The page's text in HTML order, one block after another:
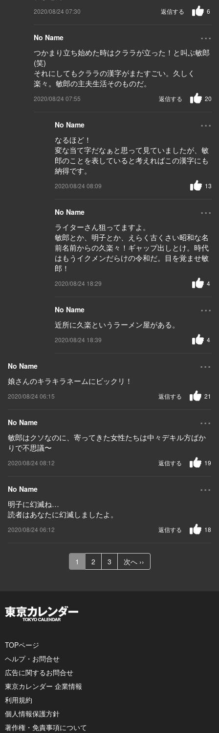
2020/08/24 07:30 6
返信する
No Name ...
つかまり立ち始めた時はクララが立った！と叫ぶ敏郎
(笑)
それにしてもクララの漢字がまたすごい。久しく
楽々。敏郎の主夫生活そのものだ。
2020/08/24 07:55 20
返信する
No Name ...
なるほど！
変な当て字だなぁと思って見ていましたが、敏
郎のことを表していると考えればこの漢字にも
納得です。
2020/08/24 08:09 13
No Name ...
ライターさん狙ってますよ。
敏郎とか、明子とか、えらく古くさい昭和な名
前名前からの久楽々！ギャップ出しとけ。時代
はもうイクメンだらけの令和だ。目を覚ませ敏
郎！
2020/08/24 18:29 4
No Name ...
近所に久楽というラーメン屋がある。
2020/08/24 18:39 4
No Name ...
娘さんのキラキラネームにビックリ！
2020/08/24 06:15 21
返信する
No Name ...
敏郎はクソなのに、寄ってきた女性たちは中々デキル方ばか
りで不思議〜
2020/08/24 08:12 19
返信する
No Name ...
明子に幻滅ね…
読者はあなたに幻滅しましたよ。
2020/08/24 06:12 18
返信する
1 2 3 次へ ››
TOPページ
ヘルプ・お問合せ
広告に関するお問合せ
東京カレンダー 企業情報
利用規約
個人情報保護方針
著作権・免責事項について